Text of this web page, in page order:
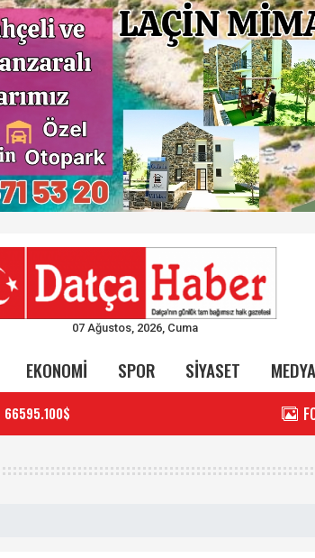
07 Ağustos, 2026, Cuma
EKONOMİ SPOR SİYASET MEDYA
66595.100$